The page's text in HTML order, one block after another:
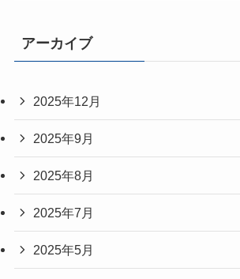
アーカイブ
2025年12月
2025年9月
2025年8月
2025年7月
2025年5月